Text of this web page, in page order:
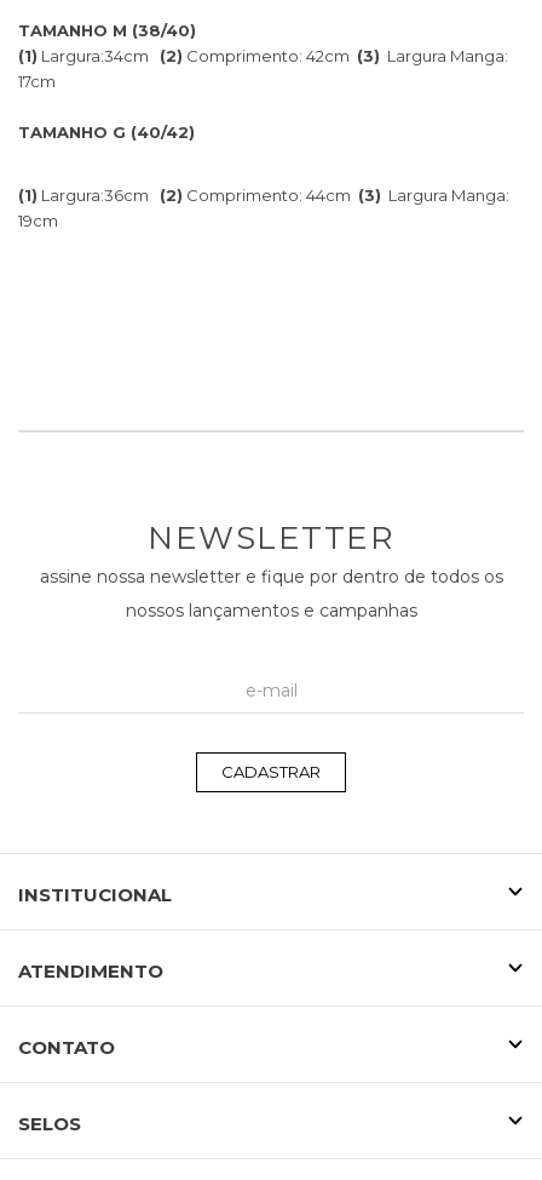
TAMANHO M (38/40)
(1) Largura:34cm (2) Comprimento: 42cm (3) Largura Manga:
17cm
TAMANHO G (40/42)
(1) Largura:36cm (2) Comprimento: 44cm (3) Largura Manga:
19cm
NEWSLETTER
assine nossa newsletter e fique por dentro de todos os
nossos lançamentos e campanhas
CADASTRAR
INSTITUCIONAL
ATENDIMENTO
CONTATO
SELOS